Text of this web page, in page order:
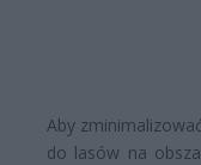
Aby
do lasów na